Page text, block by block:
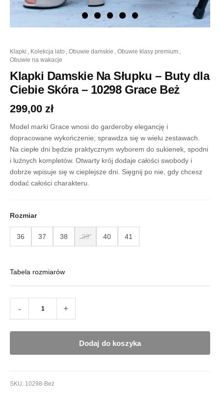
klapki , kolekcja lato , obuwie damskie , obuwie klasy premium ,
obuwie na wakacje
Klapki Damskie Na Słupku – Buty dla
Ciebie Skóra – 10298 Grace Beż
299,00 zł
Model marki Grace wnosi do garderoby elegancję i
dopracowane wykończenie; sprawdza się w wielu zestawach.
Na ciepłe dni będzie praktycznym wyborem do sukienek, spodni
i luźnych kompletów. Otwarty krój dodaje całości swobody i
dobrze wpisuje się w cieplejsze dni. Sięgnij po nie, gdy chcesz
dodać całości charakteru.
Rozmiar
36 37 38 39 40 41
Tabela rozmiarów
-
Klapki
Damskie
Na
Słupku
-
dla
Skóra
-
10298
Beż
+
Dodaj do koszyka
SKU: 10298-Beż